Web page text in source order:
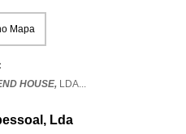
Mapa
HOUSE, LDA...
Lda